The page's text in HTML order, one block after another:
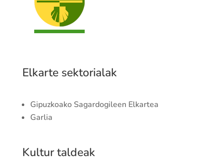
Elkarte sektorialak
Gipuzkoako Sagardogileen Elkartea
Garlia
Kultur taldeak